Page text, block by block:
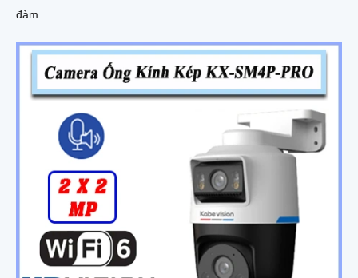
đàm...